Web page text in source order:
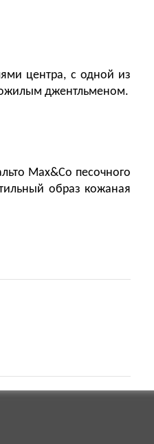
центра, с одной из
джентльменом.
Max&Co песочного
образ кожаная